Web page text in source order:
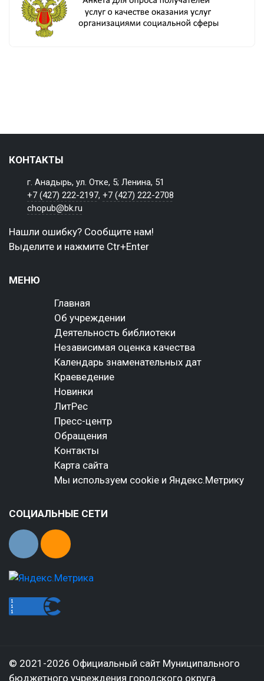
КОНТАКТЫ
г. Анадырь, ул. Отке, 5; Ленина, 51
+7 (427) 222-2197,+7 (427) 222-2708
chopub@bk.ru
Нашли ошибку? Сообщите нам!
Выделите и нажмите Ctr+Enter
МЕНЮ
Главная
Об учреждении
Деятельность библиотеки
Независимая оценка качества
Календарь знаменательных дат
Краеведение
Новинки
ЛитРес
Пресс-центр
Обращения
Контакты
Карта сайта
Мы используем cookie и Яндекс.Метрику
СОЦИАЛЬНЫЕ СЕТИ
© 2021-2026 Официальный сайт Муниципального
бюджетного учреждения городского округа